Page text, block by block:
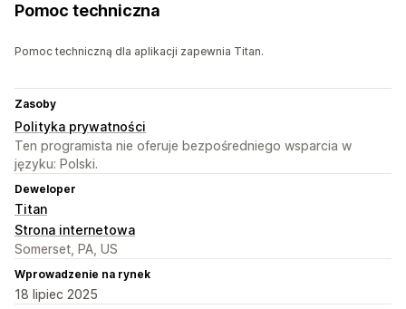
Pomoc techniczna
Pomoc techniczną dla aplikacji zapewnia Titan.
Zasoby
Polityka prywatności
Ten programista nie oferuje bezpośredniego wsparcia w
języku: Polski.
Deweloper
Titan
Strona internetowa
Somerset, PA, US
Wprowadzenie na rynek
18 lipiec 2025